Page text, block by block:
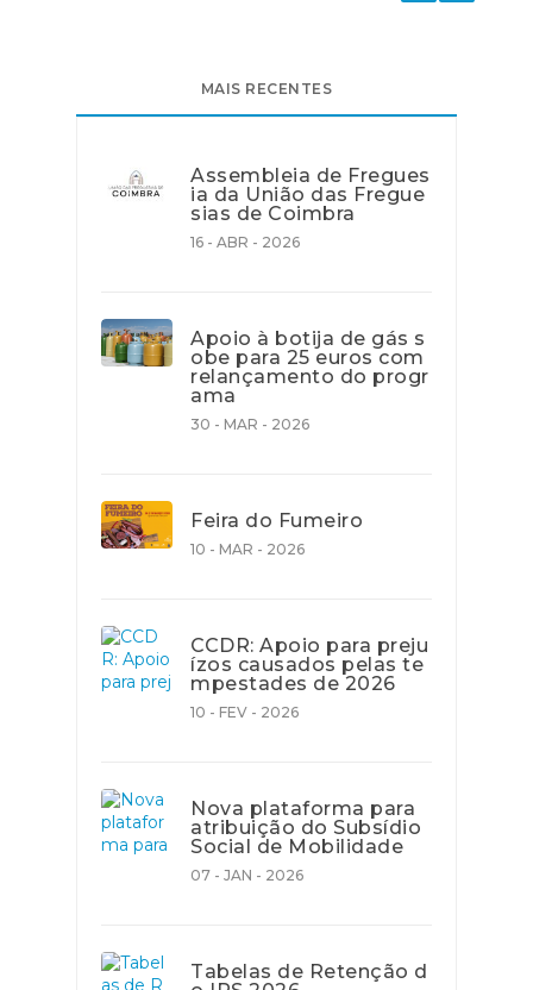
MAIS RECENTES
Assembleia de Fregues
ia da União das Fregue
sias de Coimbra
16 - ABR - 2026
Apoio à botija de gás s
obe para 25 euros com
relançamento do progr
ama
30 - MAR - 2026
Feira do Fumeiro
10 - MAR - 2026
CCDR: Apoio para preju
ízos causados pelas te
mpestades de 2026
10 - FEV - 2026
Nova plataforma para
atribuição do Subsídio
Social de Mobilidade
07 - JAN - 2026
Tabelas de Retenção d